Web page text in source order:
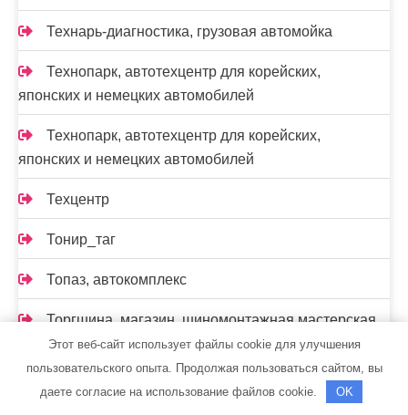
Технарь-диагностика, грузовая автомойка
Технопарк, автотехцентр для корейских,
японских и немецких автомобилей
Технопарк, автотехцентр для корейских,
японских и немецких автомобилей
Техцентр
Тонир_таг
Топаз, автокомплекс
Торгшина, магазин, шиномонтажная мастерская
Тортила, банно-оздоровительный комплекс
Тропик
Этот веб-сайт использует файлы cookie для улучшения
пользовательского опыта. Продолжая пользоваться сайтом, вы
даете согласие на использование файлов cookie.
OK